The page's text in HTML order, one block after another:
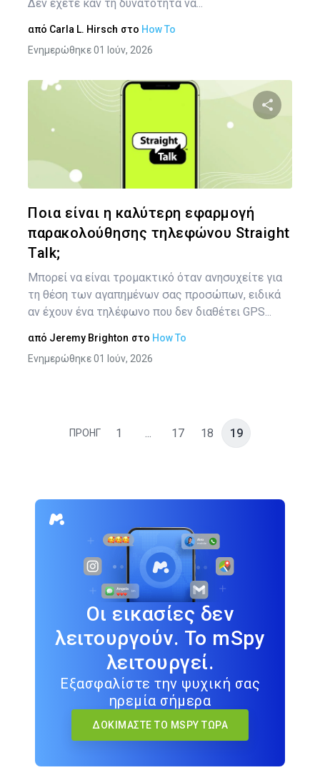
Δεν έχετε καν τη δυνατότητα να...
από Carla L. Hirsch στο How To
Ενημερώθηκε 01 Ιούν, 2026
Ποια είναι η καλύτερη εφαρμογή
παρακολούθησης τηλεφώνου Straight
Talk;
Μπορεί να είναι τρομακτικό όταν ανησυχείτε για
τη θέση των αγαπημένων σας προσώπων, ειδικά
αν έχουν ένα τηλέφωνο που δεν διαθέτει GPS...
από Jeremy Brighton στο How To
Ενημερώθηκε 01 Ιούν, 2026
ΠΡΟΗΓ 1 ... 17 18 19
Οι εικασίες δεν
λειτουργούν. Το mSpy
λειτουργεί.
Εξασφαλίστε την ψυχική σας
ηρεμία σήμερα
ΔΟΚΙΜΆΣΤΕ ΤΟ MSPY ΤΏΡΑ